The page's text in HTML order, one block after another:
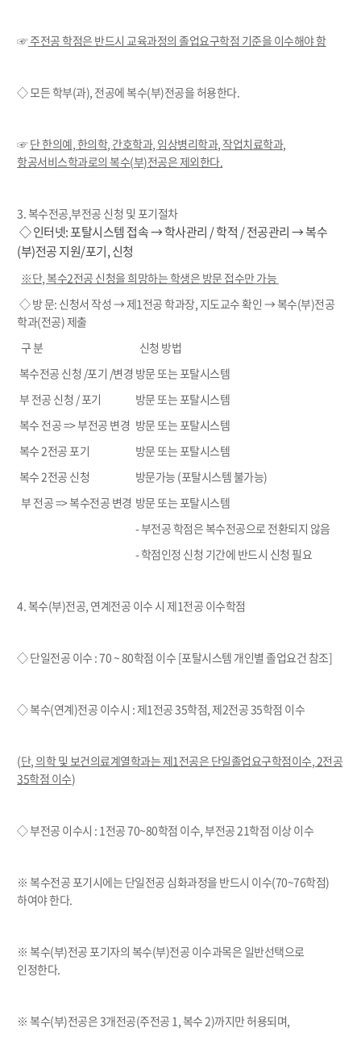
☞주전공 학점은 반드시 교육과정의 졸업요구학점 기준을 이수해야 함
◇ 모든 학부(과), 전공에 복수(부)전공을 허용한다.
☞단 한의예 한의학, 간호학과, 임상병리학과, 작업치료학과,
항공서비스학과로의 복수(부)전공은 제외한다.
3. 복수전공,부전공 신청 및 포기절차
◇ 인터넷:포탈시스템 접속 → 학사관리 /학적 /전공관리 → 복수
(부)전공 지원/포기,신청
※단, 복수2전공 신청을 희망하는 학생은 방문 접수만 가능
◇ 방 문: 신청서 작성 → 제1 전공 학과장, 지도교수 확인 → 복수(부)전공
학과(전공)제출
구 분
신청 방법
복수전공 신청 /포기 /변경 방문 또는 포탈시스템
부 전공 신청 /포기
방문 또는 포탈시스템
복수 전공=>부전공 변경 방문 또는 포탈시스템
복수2전공 포기
방문 또는 포탈시스템
복수2전공 신청 방문가능 (포탈시스템 불가능)
부 전공=> 복수전공 변경 방문 또는 포탈시스템
-부전공 학점은 복수전공으로 전환되지 않음
-학점인정 신청 기간에 반드시 신청 필요
4. 복수(부)전공 연계전공 이수 시 제1전공 이수학점
◇ 단일전공 이수 : 70 ~ 80학점 이수 [포탈시스템 개인별 졸업요건 참조]
◇ 복수(연계)전공 이수시 :제1 전공 35학점 ,제2전공 35학점 이수
(단, 의학 및 보건의료계열학과는 제1 전공은 단일졸업요구학점이수 , 2전공
35학점 이수)
◇ 부전공 이수시 : 1 전공70~80학점 이수 ,부전공21학점 이상 이수
※ 복수전공 포기시에는 단일전공 심화과정을 반드시 이수(70~76학점)
하여야 한다.
※ 복수(부)전공 포기자의 복수(부)전공 이수과목은 일반선택으로
인정한다.
※ 복수(부)전공은 3개전공(주전공 1, 복수2)까지만 허용되며